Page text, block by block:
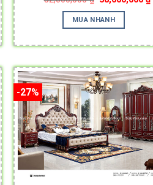
₫.
price
was:
52,000,000 ₫.
MUA NHANH
-27%